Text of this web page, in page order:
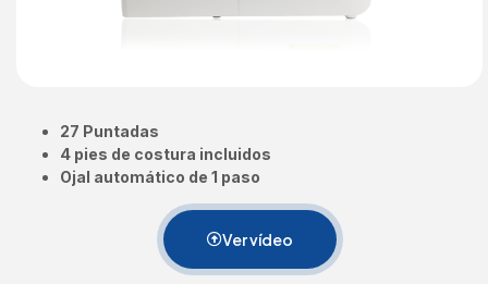
27 Puntadas
4 pies de costura incluidos
Ojal automático de 1 paso
Ver vídeo